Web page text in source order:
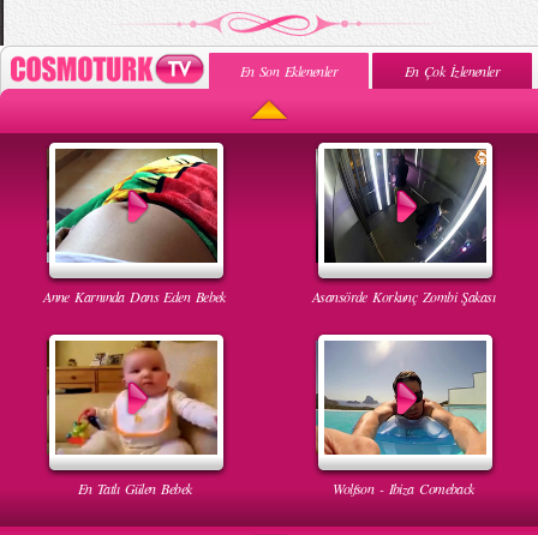
En Son Eklenenler En Çok İzlenenler
Anne Karnında Dans Eden Bebek Asansörde Korkunç Zombi Şakası
En Tatlı Gülen Bebek Wolfson - Ibiza Comeback